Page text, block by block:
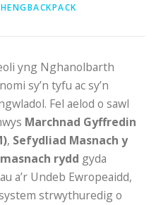
yng Nghanolbarth
sy’n tyfu ac sy’n
Fel aelod o sawl
Marchnad Gyffredin
, Sefydliad Masnach y
rydd gyda
a’r Undeb Ewropeaidd,
strwythuredig o